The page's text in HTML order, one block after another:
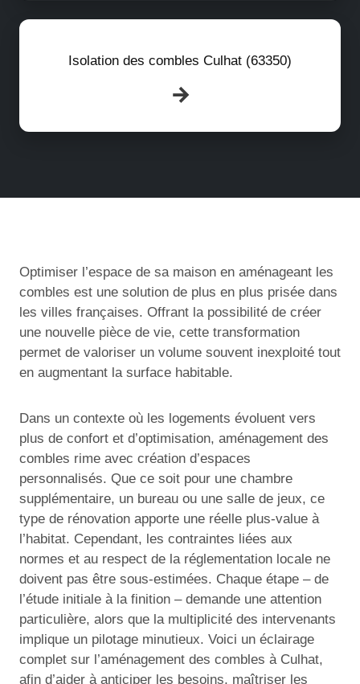
Isolation des combles Culhat (63350)
Optimiser l’espace de sa maison en aménageant les
combles est une solution de plus en plus prisée dans
les villes françaises. Offrant la possibilité de créer
une nouvelle pièce de vie, cette transformation
permet de valoriser un volume souvent inexploité tout
en augmentant la surface habitable.
Dans un contexte où les logements évoluent vers
plus de confort et d’optimisation, aménagement des
combles rime avec création d’espaces
personnalisés. Que ce soit pour une chambre
supplémentaire, un bureau ou une salle de jeux, ce
type de rénovation apporte une réelle plus-value à
l’habitat. Cependant, les contraintes liées aux
normes et au respect de la réglementation locale ne
doivent pas être sous-estimées. Chaque étape – de
l’étude initiale à la finition – demande une attention
particulière, alors que la multiplicité des intervenants
implique un pilotage minutieux. Voici un éclairage
complet sur l’aménagement des combles à Culhat,
afin d’aider à anticiper les besoins, maîtriser les